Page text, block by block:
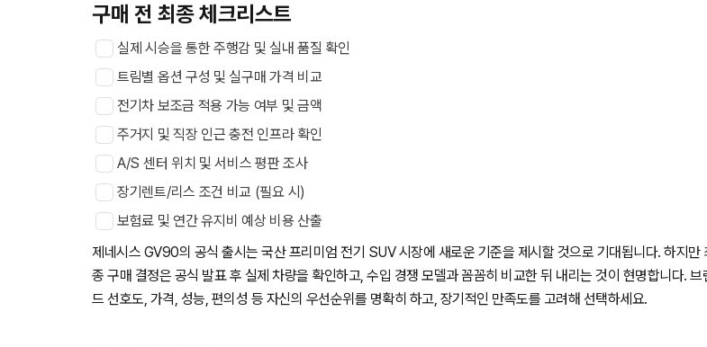
구매 전 최종 체크리스트
실제 시승을 통한 주행감 및 실내 품질 확인
트림별 옵션 구성 및 실구매 가격 비교
전기차 보조금 적용 가능 여부 및 금액
주거지 및 직장 인근 충전 인프라 확인
A/S 센터 위치 및 서비스 평판 조사
장기렌트/리스 조건 비교 (필요 시)
보험료 및 연간 유지비 예상 비용 산출
제네시스 GV90의 공식 출시는 국산 프리미엄 전기 SUV 시장에 새로운 기준을 제시할 것으로 기대됩니다. 하지만
종 구매 결정은 공식 발표 후 실제 차량을 확인하고, 수입 경쟁 모델과 꼼꼼히 비교한 뒤 내리는 것이 현명합니다. 브
드 선호도, 가격, 성능, 편의성 등 자신의 우선순위를 명확히 하고, 장기적인 만족도를 고려해 선택하세요.